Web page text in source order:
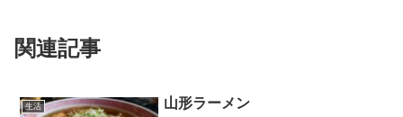
関連記事
生活 山形ラーメン